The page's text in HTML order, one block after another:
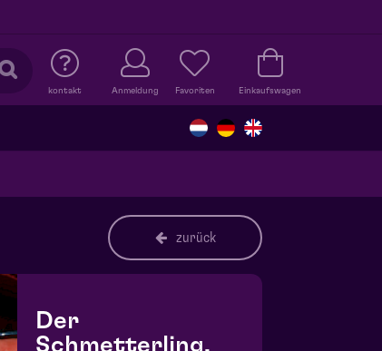
kontakt Anmeldung Favoriten Einkaufswagen
zurück
Der
Schmetterling,